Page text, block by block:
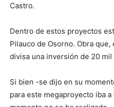
Castro.
Dentro de estos proyectos
Pilauco de Osorno. Obra que,
divisa una inversión de 20
Si bien -se dijo en su
para este megaproyecto iba